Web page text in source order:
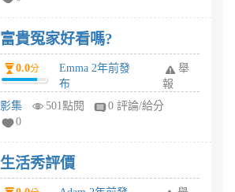
富貴冤家好看嗎?
0.0分
Emma 2年前發
布
舉
報
影集
501點閱
0 評論/給分
0
生活秀評價